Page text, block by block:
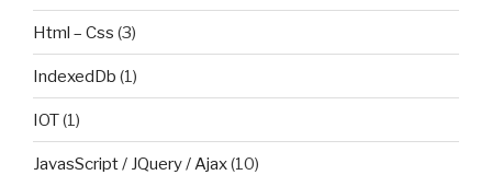
Html – Css (3)
IndexedDb (1)
IOT(1)
JavasScript / JQuery / Ajax(10)